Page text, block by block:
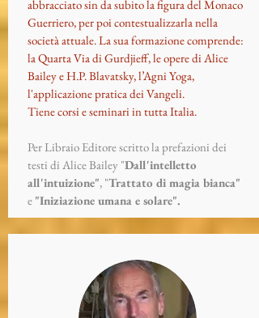
abbracciato sin da subito la figura del Monaco
Guerriero, per poi contestualizzarla nella
società attuale. La sua formazione comprende:
la Quarta Via di Gurdjieff, le opere di Alice
Bailey e H.P. Blavatsky, l’Agni Yoga,
l'applicazione pratica dei Vangeli.
Tiene corsi e seminari in tutta Italia.
Per Libraio Editore scritto la prefazioni dei
testi di Alice Bailey "Dall'intelletto
all'intuizione", "Trattato di magia bianca"
e "Iniziazione umana e solare".